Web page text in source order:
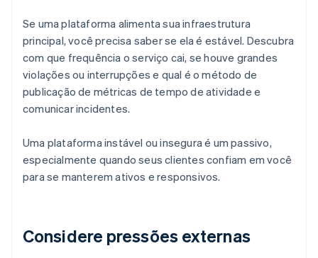
Se uma plataforma alimenta sua infraestrutura
principal, você precisa saber se ela é estável. Descubra
com que frequência o serviço cai, se houve grandes
violações ou interrupções e qual é o método de
publicação de métricas de tempo de atividade e
comunicar incidentes.
Uma plataforma instável ou insegura é um passivo,
especialmente quando seus clientes confiam em você
para se manterem ativos e responsivos.
Considere pressões externas